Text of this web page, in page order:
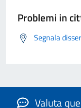
Problemi in
Segnala
Valuta